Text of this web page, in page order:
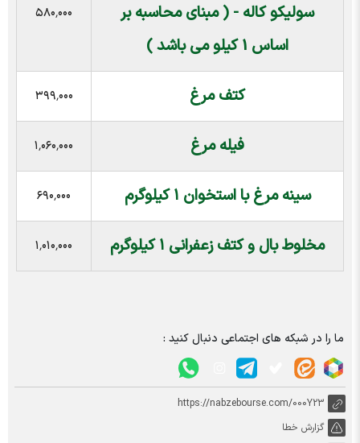
سولیکو کاله - ( مبنای محاسبه بر
اساس 1 کیلو می باشد )
۵۸۰٬۰۰۰
کتف مرغ ۳۹۹٬۰۰۰
فیله مرغ ۱٬۰۶۰٬۰۰۰
سینه مرغ با استخوان ۱ کیلوگرم ۶۹۰٬۰۰۰
مخلوط بال و کتف زعفرانی ۱ کیلوگرم ۱٬۰۱۰٬۰۰۰
ما را در شبکه های اجتماعی دنبال کنید :
https://nabzebourse.com/000Y23
گزارش خطا